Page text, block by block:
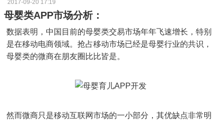
2017-09-20 17:19
母婴类APP市场分析：
数据表明，中国目前的母婴类交易市场年年飞速增长，特别
是在移动电商领域。抢占移动市场已经是母婴行业的共识，
母婴类的微商在朋友圈比比皆是。
然而微商只是移动互联网市场的一小部分，其优缺点非常明